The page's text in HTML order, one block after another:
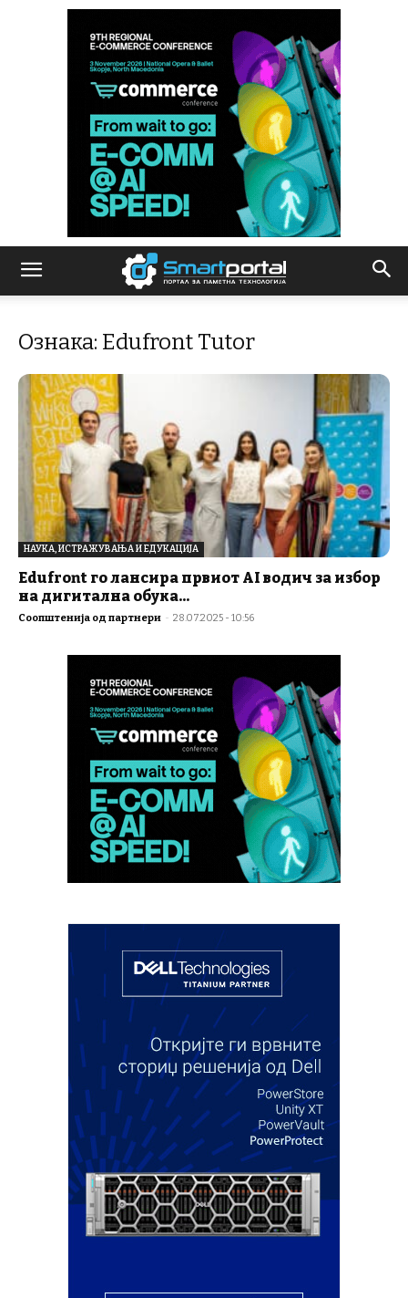
Ознака: Edufront Tutor
НАУКА, ИСТРАЖУВАЊА И ЕДУКАЦИЈА
Edufront го лансира првиот AI водич за избор
на дигитална обука...
Соопштенија од партнери - 28.07.2025 - 10:56